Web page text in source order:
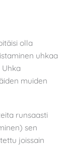
olla
uhkaa
Uhka
muiden
runsaasti
sen
joissain